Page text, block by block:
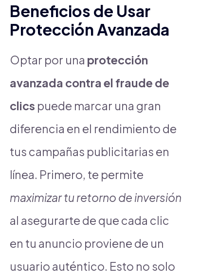
Beneficios de Usar
Protección Avanzada
Optar por una protección
avanzada contra el fraude de
clics puede marcar una gran
diferencia en el rendimiento de
tus campañas publicitarias en
línea. Primero, te permite
maximizar tu retorno de inversión
al asegurarte de que cada clic
en tu anuncio proviene de un
usuario auténtico. Esto no solo